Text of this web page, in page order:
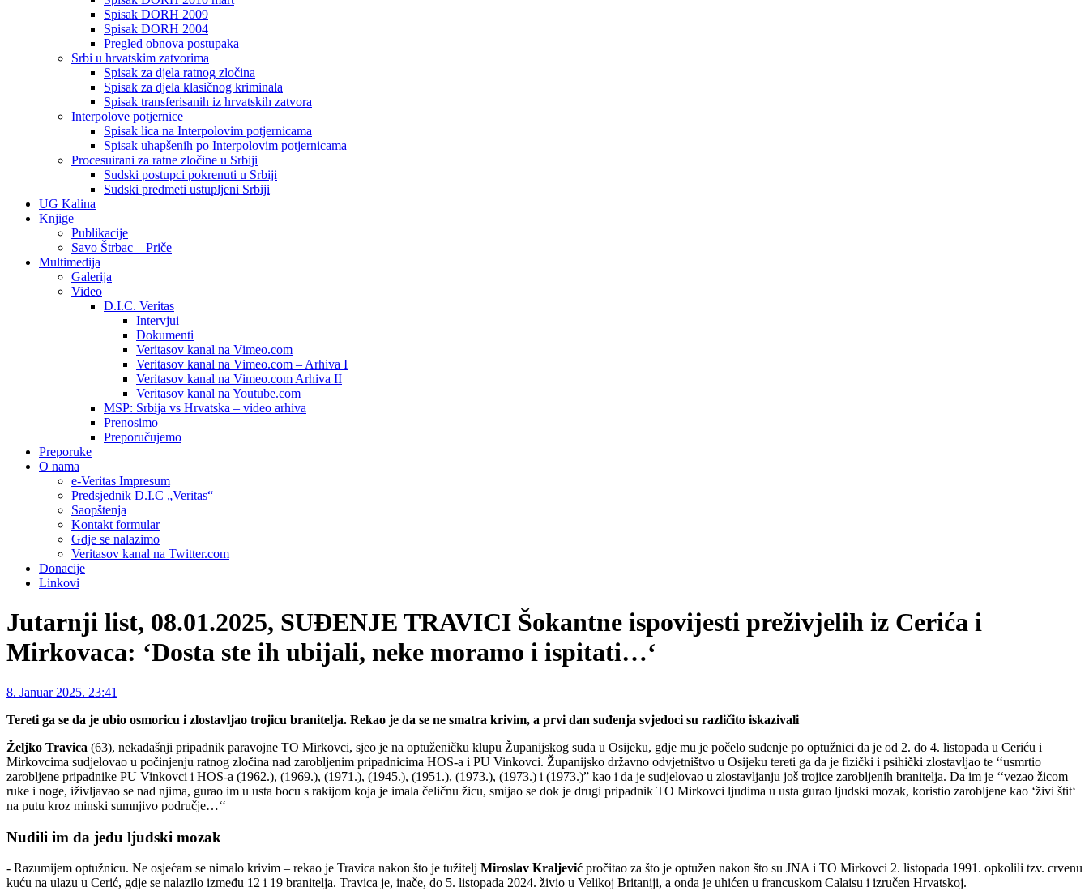
Spisak DORH 2009
Spisak DORH 2004
Pregled obnova postupaka
Srbi u hrvatskim zatvorima
Spisak za djela ratnog zločina
Spisak za djela klasičnog kriminala
Spisak transferisanih iz hrvatskih zatvora
Interpolove potjernice
Spisak lica na Interpolovim potjernicama
Spisak uhapšenih po Interpolovim potjernicama
Procesuirani za ratne zločine u Srbiji
Sudski postupci pokrenuti u Srbiji
Sudski predmeti ustupljeni Srbiji
UG Kalina
Knjige
Publikacije
Savo Štrbac – Priče
Multimedija
Galerija
Video
D.I.C. Veritas
Intervjui
Dokumenti
Veritasov kanal na Vimeo.com
Veritasov kanal na Vimeo.com – Arhiva I
Veritasov kanal na Vimeo.com Arhiva II
Veritasov kanal na Youtube.com
MSP: Srbija vs Hrvatska – video arhiva
Prenosimo
Preporučujemo
Preporuke
O nama
e-Veritas Impresum
Predsjednik D.I.C „Veritas“
Saopštenja
Kontakt formular
Gdje se nalazimo
Veritasov kanal na Twitter.com
Donacije
Linkovi
Jutarnji list, 08.01.2025, SUĐENJE TRAVICI Šokantne ispovijesti preživjelih iz Cerića i
Mirkovaca: ‘Dosta ste ih ubijali, neke moramo i ispitati…‘
8. Januar 2025. 23:41
Tereti ga se da je ubio osmoricu i zlostavljao trojicu branitelja. Rekao je da se ne smatra krivim, a prvi dan suđenja svjedoci su različito iskazivali
Željko Travica (63), nekadašnji pripadnik paravojne TO Mirkovci, sjeo je na optuženičku klupu Županijskog suda u Osijeku, gdje mu je počelo suđenje po optužnici da je od 2. do 4. listopada u Ceriću i
Mirkovcima sudjelovao u počinjenju ratnog zločina nad zarobljenim pripadnicima HOS-a i PU Vinkovci. Županijsko državno odvjetništvo u Osijeku tereti ga da je fizički i psihički zlostavljao te ‘‘usmrtio
zarobljene pripadnike PU Vinkovci i HOS-a (1962.), (1969.), (1971.), (1945.), (1951.), (1973.), (1973.) i (1973.)” kao i da je sudjelovao u zlostavljanju još trojice zarobljenih branitelja. Da im je ‘‘vezao žicom
ruke i noge, iživljavao se nad njima, gurao im u usta bocu s rakijom koja je imala čeličnu žicu, smijao se dok je drugi pripadnik TO Mirkovci ljudima u usta gurao ljudski mozak, koristio zarobljene kao ‘živi štit‘
na putu kroz minski sumnjivo područje…‘‘
Nudili im da jedu ljudski mozak
- Razumijem optužnicu. Ne osjećam se nimalo krivim – rekao je Travica nakon što je tužitelj Miroslav Kraljević pročitao za što je optužen nakon što su JNA i TO Mirkovci 2. listopada 1991. opkolili tzv. crvenu
kuću na ulazu u Cerić, gdje se nalazilo između 12 i 19 branitelja. Travica je, inače, do 5. listopada 2024. živio u Velikoj Britaniji, a onda je uhićen u francuskom Calaisu i izručen Hrvatskoj.